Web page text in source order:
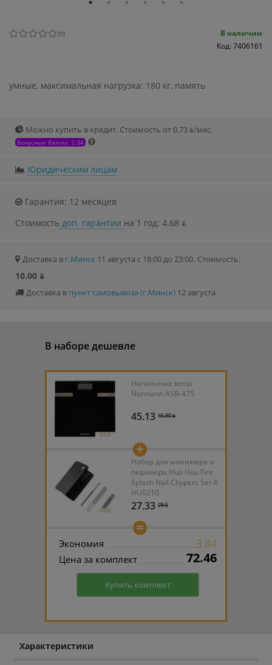
(0)
В наличии
Код: 7406161
умные, максимальная нагрузка: 180 кг, память
Можно купить в кредит. Стоимость от 0.73 ƃ/мec.
Бонусные баллы: 2.34
Юридическим лицам
Гарантия: 12 месяцев
Стоимость доп. гарантии на 1 год: 4.68 ƃ
Доставка в г.Минск 11 августа с 18:00 до 23:00. Стоимость:
10.00 ƃ
Доставка в пункт самовывоза (г.Минск) 12 августа
В наборе дешевле
Напольные весы
Normann ASB-475
45.13 46.80 ƃ
+
Набор для маникюра и
педикюра Huo Hou Fire
Splash Nail Clippers Set 4
HU0210
27.33 29.5
=
Экономия 3.84
Цена за комплект 72.46
Купить комплект
Характеристики